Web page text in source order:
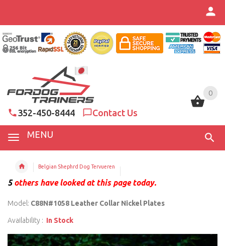
0
352-450-8444 Contact Us
MENU
0
Belgian Shephrd Dog Tervueren
5others have looked at this page today.
Model: C88N#1058 Leather Collar Nickel Plates
Availability : In Stock